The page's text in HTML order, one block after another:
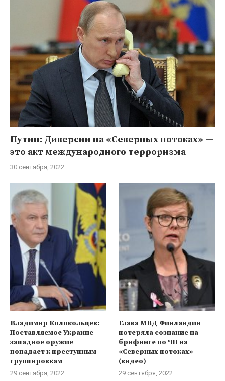
Путин: Диверсии на «Северных потоках» —
это акт международного терроризма
30 сентября, 2022
Владимир Колокольцев:
Поставляемое Украине
западное оружие
попадает к преступным
группировкам
29 сентября, 2022
Глава МВД Финляндии
потеряла сознание на
брифинге по ЧП на
«Северных потоках»
(видео)
29 сентября, 2022